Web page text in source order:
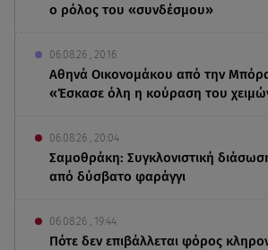
ο ρόλος του «συνδέσμου»
06.08.26 , 20:16
Αθηνά Οικονομάκου από την
«Έσκασε όλη η κούραση του
06.08.26 , 20:04
Σαμοθράκη: Συγκλονιστική
από δύσβατο φαράγγι
06.08.26 , 19:44
Πότε δεν επιβάλλεται φόρος